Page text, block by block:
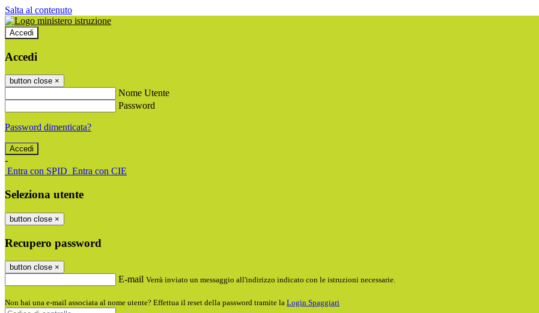
Salta al contenuto
Accedi
Accedi
button close ×
Nome Utente
Password
Password dimenticata?
-
Entra con SPID Entra con CIE
Seleziona utente
button close ×
Recupero password
button close ×
E-mail Verrà inviato un messaggio all'indirizzo indicato con le istruzioni necessarie.
Non hai una e-mail associata al nome utente? Effettua il reset della password tramite la Login Spaggiari